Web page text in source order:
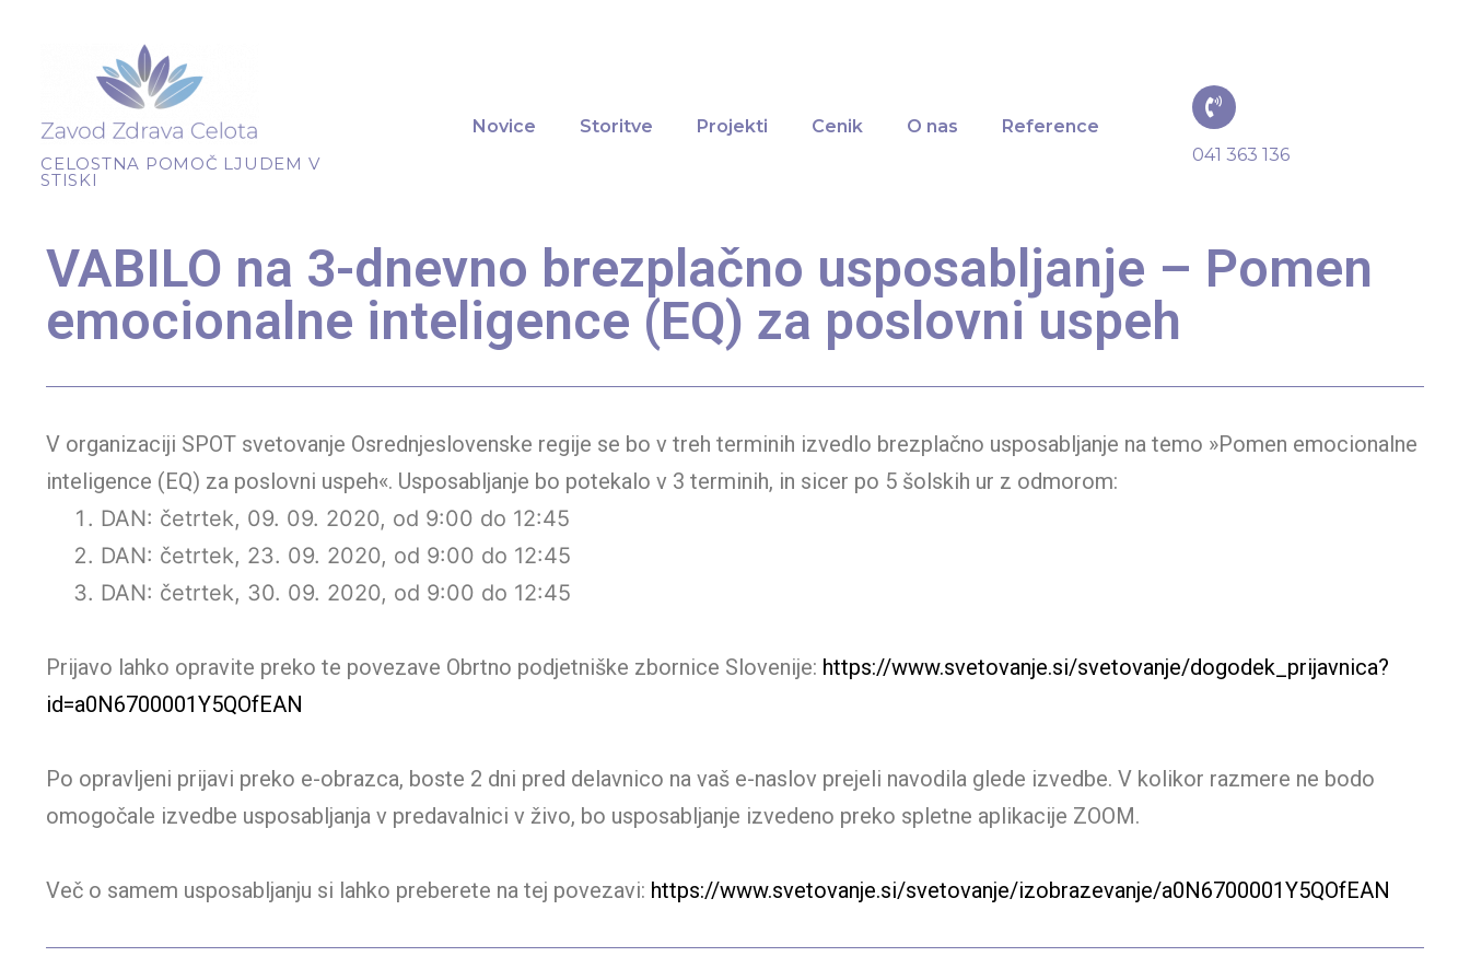
CELOSTNA POMOČ LJUDEM V
STISKI
Novice Storitve Projekti Cenik O nas
Reference
041 363 136
VABILO na 3-dnevno brezplačno usposabljanje – Pomen
emocionalne inteligence (EQ) za poslovni uspeh
V organizaciji SPOT svetovanje Osrednjeslovenske regije se bo v treh terminih izvedlo brezplačno usposabljanje na temo »Pomen emocionalne
inteligence (EQ) za poslovni uspeh«. Usposabljanje bo potekalo v 3 terminih, in sicer po 5 šolskih ur z odmorom:
DAN: četrtek, 09. 09. 2020, od 9:00 do 12:45
DAN: četrtek, 23. 09. 2020, od 9:00 do 12:45
DAN: četrtek, 30. 09. 2020, od 9:00 do 12:45
Prijavo lahko opravite preko te povezave Obrtno podjetniške zbornice Slovenije: https://www.svetovanje.si/svetovanje/dogodek_prijavnica?
id=a0N6700001Y5QOfEAN
Po opravljeni prijavi preko e-obrazca, boste 2 dni pred delavnico na vaš e-naslov prejeli navodila glede izvedbe. V kolikor razmere ne bodo
omogočale izvedbe usposabljanja v predavalnici v živo, bo usposabljanje izvedeno preko spletne aplikacije ZOOM.
Več o samem usposabljanju si lahko preberete na tej povezavi: https://www.svetovanje.si/svetovanje/izobrazevanje/a0N6700001Y5QOfEAN